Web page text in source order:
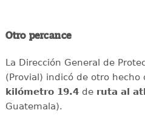
Otro percance
La Dirección General de
(Provial) indicó de otro hecho
kilómetro 19.4de ruta al
Guatemala).